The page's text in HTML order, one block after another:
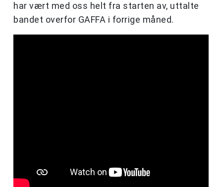
har vært med oss helt fra starten av, uttalte
bandet overfor GAFFA i forrige måned.